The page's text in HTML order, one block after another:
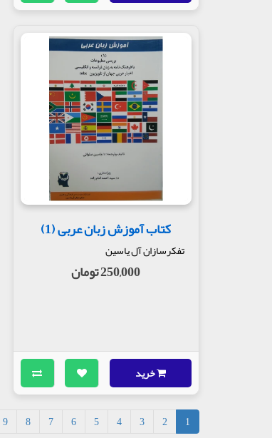
کتاب آموزش زبان عربی (1)
تفکرسازان آل یاسین
250,000 تومان
خرید
1
2
3
4
5
6
7
8
9